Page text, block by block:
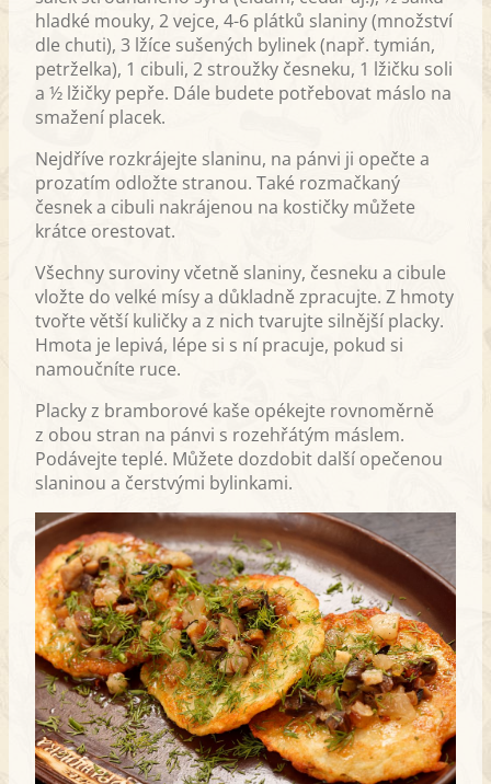
hladké mouky, 2 vejce, 4-6 plátků slaniny (množství
dle chuti), 3 lžíce sušených bylinek (např. tymián,
petrželka), 1 cibuli, 2 stroužky česneku, 1 lžičku soli
a ½ lžičky pepře. Dále budete potřebovat máslo na
smažení placek.
Nejdříve rozkrájejte slaninu, na pánvi ji opečte a
prozatím odložte stranou. Také rozmačkaný
česnek a cibuli nakrájenou na kostičky můžete
krátce orestovat.
Všechny suroviny včetně slaniny, česneku a cibule
vložte do velké mísy a důkladně zpracujte. Z hmoty
tvořte větší kuličky a z nich tvarujte silnější placky.
Hmota je lepivá, lépe si s ní pracuje, pokud si
namoučníte ruce.
Placky z bramborové kaše opékejte rovnoměrně
z obou stran na pánvi s rozehřátým máslem.
Podávejte teplé. Můžete dozdobit další opečenou
slaninou a čerstvými bylinkami.